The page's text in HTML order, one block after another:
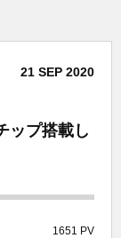
21 SEP 2020
ップ搭載し
1651 PV